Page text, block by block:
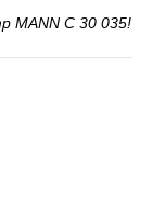
MANN C 30 035!